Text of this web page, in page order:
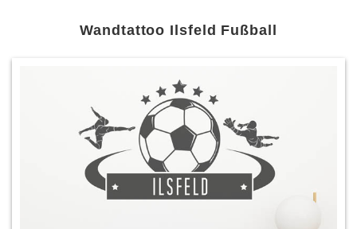
Wandtattoo Ilsfeld Fußball